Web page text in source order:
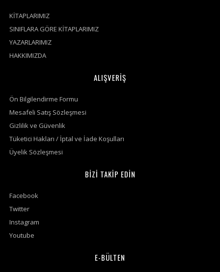
KİTAPLARIMIZ
SINIFLARA GÖRE KİTAPLARIMIZ
YAZARLARIMIZ
HAKKIMIZDA
ALIŞVERİŞ
Ön Bilgilendirme Formu
Mesafeli Satış Sözleşmesi
Gizlilik ve Güvenlik
Tüketici Hakları / İptal ve İade Koşulları
Üyelik Sözleşmesi
BİZİ TAKİP EDİN
Facebook
Twitter
Instagram
Youtube
E-BÜLTEN